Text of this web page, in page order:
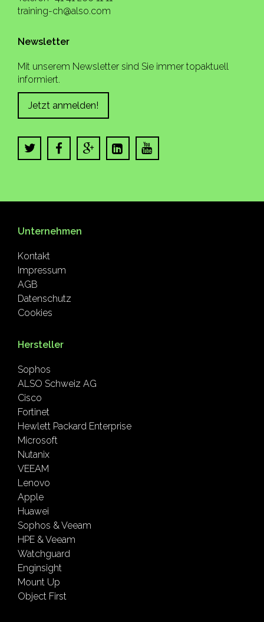
training-ch@also.com
Newsletter
Mit unserem Newsletter sind Sie immer topaktuell
informiert.
Jetzt anmelden!
Unternehmen
Kontakt
Impressum
AGB
Datenschutz
Cookies
Hersteller
Sophos
ALSO Schweiz AG
Cisco
Fortinet
Hewlett Packard Enterprise
Microsoft
Nutanix
VEEAM
Lenovo
Apple
Huawei
Sophos & Veeam
HPE & Veeam
Watchguard
Enginsight
Mount Up
Object First